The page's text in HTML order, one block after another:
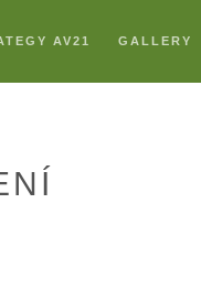
AV21 GALLERY